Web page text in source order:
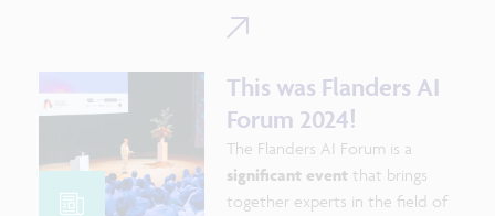
Lees meer over het onderzoek
collaborative efforts and vision
celebration!
This was Flanders AI
Forum 2024!
The Flanders AI Forum is a
significant event that brings
together experts in the field of